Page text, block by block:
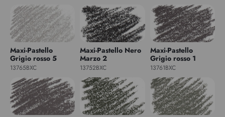
Maxi-Pastello
Grigio rosso 5
13765BXC
Maxi-Pastello Nero
Marzo 2
13752BXC
Maxi-Pastello
Grigio rosso 1
13761BXC